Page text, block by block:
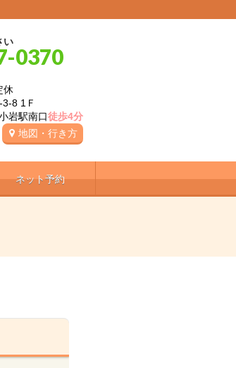
い
0370
休
8 1Ｆ
岩駅南口徒歩4分
地図・行き方
ネット予約